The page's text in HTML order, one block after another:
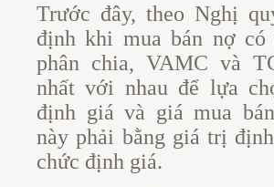
Trước đây, theo Nghị
định khi mua bán nợ có
phân chia, VAMC và
nhất với nhau để lựa
định giá và giá mua
này phải bằng giá trị
chức định giá.